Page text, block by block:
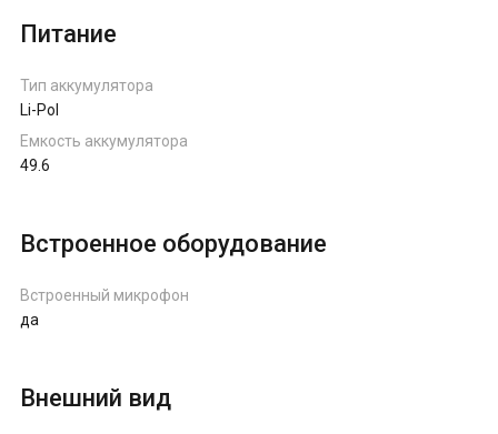
Питание
Тип аккумулятора
Li-Pol
Емкость аккумулятора
49.6
Встроенное оборудование
Встроенный микрофон
да
Внешний вид